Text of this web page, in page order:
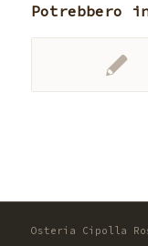
Potrebbero
Osteria Cipolla